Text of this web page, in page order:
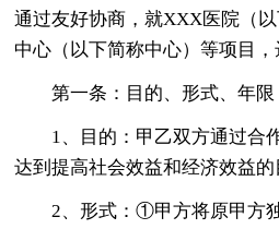
通过友好协商，就XXX医院（
中心（以下简称中心）等项目，
第一条：目的、形式、年限
1、目的：甲乙双方通过合
达到提高社会效益和经济效益的
2、形式：①甲方将原甲方